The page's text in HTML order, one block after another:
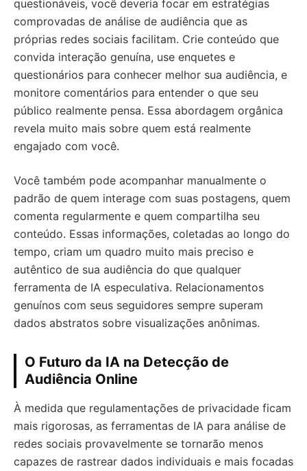
questionáveis, você deveria focar em estratégias
comprovadas de análise de audiência que as
próprias redes sociais facilitam. Crie conteúdo que
convida interação genuína, use enquetes e
questionários para conhecer melhor sua audiência, e
monitore comentários para entender o que seu
público realmente pensa. Essa abordagem orgânica
revela muito mais sobre quem está realmente
engajado com você.
Você também pode acompanhar manualmente o
padrão de quem interage com suas postagens, quem
comenta regularmente e quem compartilha seu
conteúdo. Essas informações, coletadas ao longo do
tempo, criam um quadro muito mais preciso e
autêntico de sua audiência do que qualquer
ferramenta de IA especulativa. Relacionamentos
genuínos com seus seguidores sempre superam
dados abstratos sobre visualizações anônimas.
O Futuro da IA na Detecção de
Audiência Online
À medida que regulamentações de privacidade ficam
mais rigorosas, as ferramentas de IA para análise de
redes sociais provavelmente se tornarão menos
capazes de rastrear dados individuais e mais focadas